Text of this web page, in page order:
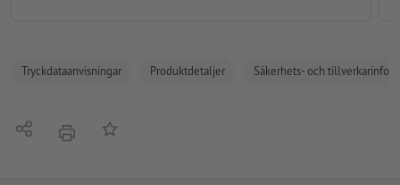
Tryckdataanvisningar Produktdetaljer Säkerhets- och
Dela erbjudandePå anteckningslistan